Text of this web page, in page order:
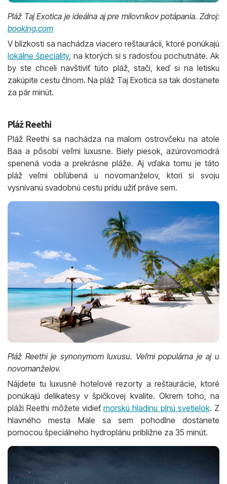
Pláž Taj Exotica je ideálna aj pre milovníkov potápania. Zdroj:
booking.com
V blízkosti sa nachádza viacero reštaurácií, ktoré ponúkajú
lokálne špeciality, na ktorých si s radosťou pochutnáte. Ak
by ste chceli navštíviť túto pláž, stačí, keď si na letisku
zakúpite cestu člnom. Na pláž Taj Exotica sa tak dostanete
za pár minút.
Pláž Reethi
Pláž Reethi sa nachádza na malom ostrovčeku na atole
Baa a pôsobí veľmi luxusne. Biely piesok, azúrovomodrá
spenená voda a prekrásne pláže. Aj vďaka tomu je táto
pláž veľmi obľúbená u novomanželov, ktorí si svoju
vysnívanú svadobnú cestu prídu užiť práve sem.
Pláž Reethi je synonymom luxusu. Veľmi populárna je aj u
novomanželov.
Nájdete tu luxusné hotelové rezorty a reštaurácie, ktoré
ponúkajú delikatesy v špičkovej kvalite. Okrem toho, na
pláži Reethi môžete vidieť morskú hladinu plnú svetielok. Z
hlavného mesta Male sa sem pohodlne dostanete
pomocou špeciálneho hydroplánu približne za 35 minút.